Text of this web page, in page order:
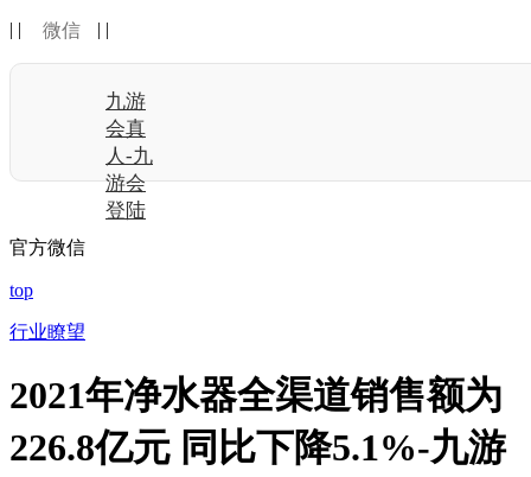
| | 微信 | |
九游
会真
人-九
游会
登陆
官方微信
top
行业瞭望
2021年净水器全渠道销售额为
226.8亿元 同比下降5.1%-九游